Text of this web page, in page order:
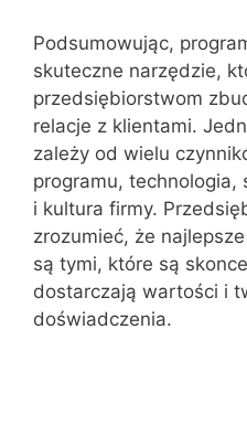
Podsumowując,
skuteczne narzędzie,
przedsiębiorstwom
relacje z klientami.
zależy od wielu
programu,
i kultura firmy.
zrozumieć, że
są tymi, które są
dostarczają wartości i
doświadczenia.